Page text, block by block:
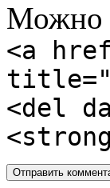
Можно
<a
<del